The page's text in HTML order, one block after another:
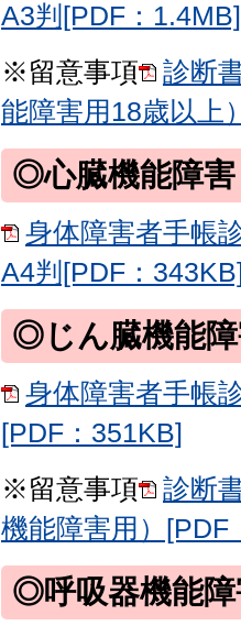
A3判[PDF：1.4MB]
※留意事項
診断
能障害用18歳以上
◎心臓機能障害
身体障害者手帳
A4判[PDF：
◎じん臓機能
身体障害者手帳
[PDF：351KB]
※留意事項
診断
機能障害用）[PDF
◎呼吸器機能障